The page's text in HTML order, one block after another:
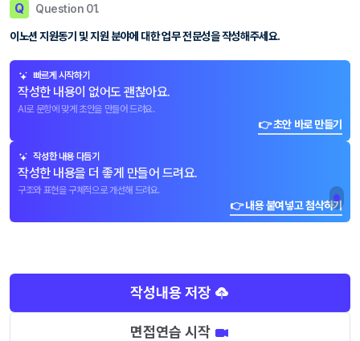
Q Question 01.
이노션 지원동기 및 지원 분야에 대한 업무 전문성을 작성해주세요.
빠르게 시작하기
작성한 내용이 없어도 괜찮아요.
AI로 문항에 맞게 초안을 만들어 드려요.
👉 초안 바로 만들기
작성한 내용 다듬기
작성한 내용을 더 좋게 만들어 드려요.
구조와 표현을 구체적으로 개선해 드려요.
👉 내용 붙여넣고 첨삭하기
작성내용 저장
면접연습 시작